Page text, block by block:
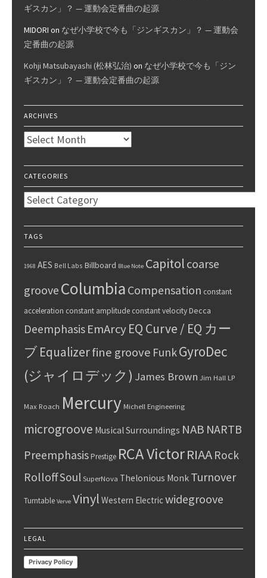
ギスカン」？ — 運動会定番曲の起源
MIDORI on なぜ小学校で今も「ジンギスカン」？ — 運動会
定番曲の起源
Kohji Matsubayashi (松林弘治) on なぜ小学校で今も「ジン
ギスカン」？ — 運動会定番曲の起源
ARCHIVES
Archives
CATEGORIES
Categories
TAGS
1968 AES Bell Labs Billboard Blue Note Capitol coarse
groove Columbia Compensation constant
acceleration constant amplitude constant velocityDecca
Deemphasis EmArcyEQ Curve / EQ カー
ブEqualizerfine groove Funk GyroDec
(ジャイロデック) James Brown Jim Hall LP
Max Roach Mercury Michell Engineering
microgroove Musical Surroundings NAB NARTB
PreemphasisPrestige RCA VictorRIAA Rock
RolloffSoul SuperNova Thelonious Monk Turnover
Turntable Verve Vinyl Western Electricwidegroove
LEGAL
Privacy Policy